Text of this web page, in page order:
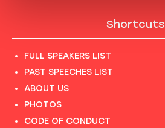
Shortcuts
FULL SPEAKERS LIST
PAST SPEECHES LIST
ABOUT US
PHOTOS
CODE OF CONDUCT